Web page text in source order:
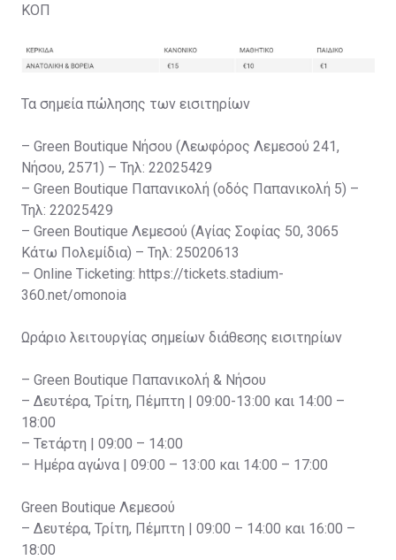
ΚΟΠ
Τα σημεία πώλησης των εισιτηρίων
– Green Boutique Νήσου (Λεωφόρος Λεμεσού 241,
Νήσου, 2571) – Τηλ: 22025429
– Green Boutique Παπανικολή (οδός Παπανικολή 5) –
Τηλ: 22025429
– Green Boutique Λεμεσού (Αγίας Σοφίας 50, 3065
Κάτω Πολεμίδια) – Τηλ: 25020613
– Online Ticketing: https://tickets.stadium-
360.net/omonoia
Ωράριο λειτουργίας σημείων διάθεσης εισιτηρίων
– Green Boutique Παπανικολή & Νήσου
– Δευτέρα, Τρίτη, Πέμπτη | 09:00-13:00 και 14:00 –
18:00
– Τετάρτη | 09:00 – 14:00
– Ημέρα αγώνα | 09:00 – 13:00 και 14:00 – 17:00
Green Boutique Λεμεσού
– Δευτέρα, Τρίτη, Πέμπτη | 09:00 – 14:00 και 16:00 –
18:00